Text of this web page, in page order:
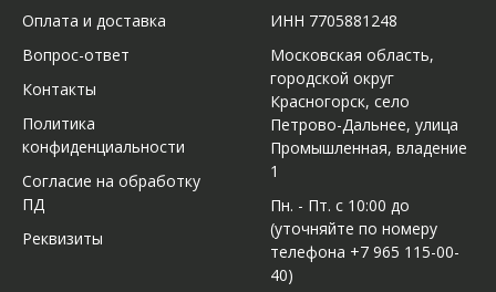
Оплата и доставка
Вопрос-ответ
Контакты
Политика
конфиденциальности
Согласие на обработку
ПД
Реквизиты
ИНН 7705881248
Московская область,
городской округ
Красногорск, село
Петрово-Дальнее, улица
Промышленная, владение
1
Пн. - Пт. с 10:00 до
(уточняйте по номеру
телефона +7 965 115-00-
40)